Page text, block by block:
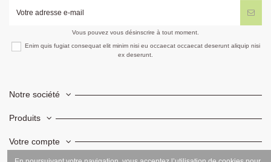
Vous pouvez vous désinscrire à tout moment.
Enim quis fugiat consequat elit minim nisi eu occaecat occaecat deserunt aliquip nisi
ex deserunt.
Notre société
Produits
Votre compte